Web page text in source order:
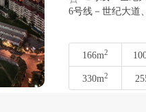
6号线－世纪大道
166m2
330m2